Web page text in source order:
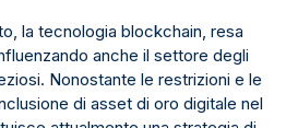
la tecnologia blockchain, resa
anche il settore degli
Nonostante le restrizioni e le
di asset di oro digitale nel